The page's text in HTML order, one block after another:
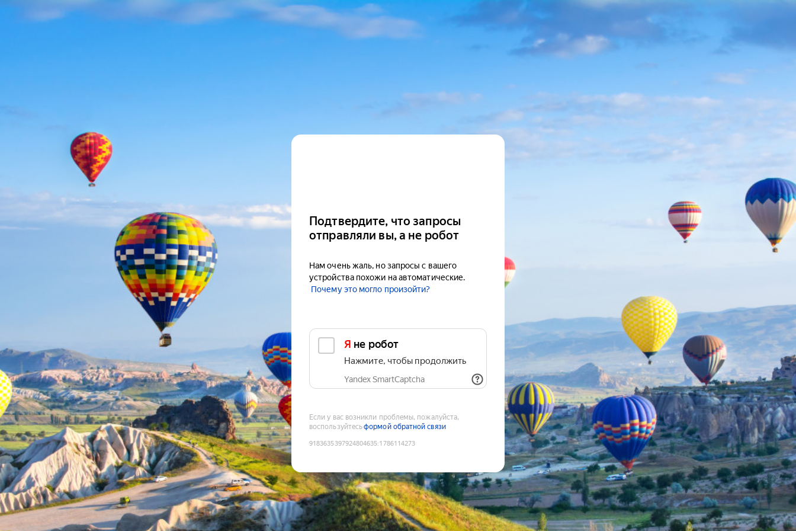
Подтвердите, что запросы
отправляли вы, а не робот
Нам очень жаль, но запросы с вашего
устройства похожи на автоматические.
Почему это могло произойти?
Я не робот
Нажмите, чтобы продолжить
Yandex SmartCaptcha
Если у вас возникли проблемы, пожалуйста,
воспользуйтесьформой обратной связи
9183635397924804635:1786114273